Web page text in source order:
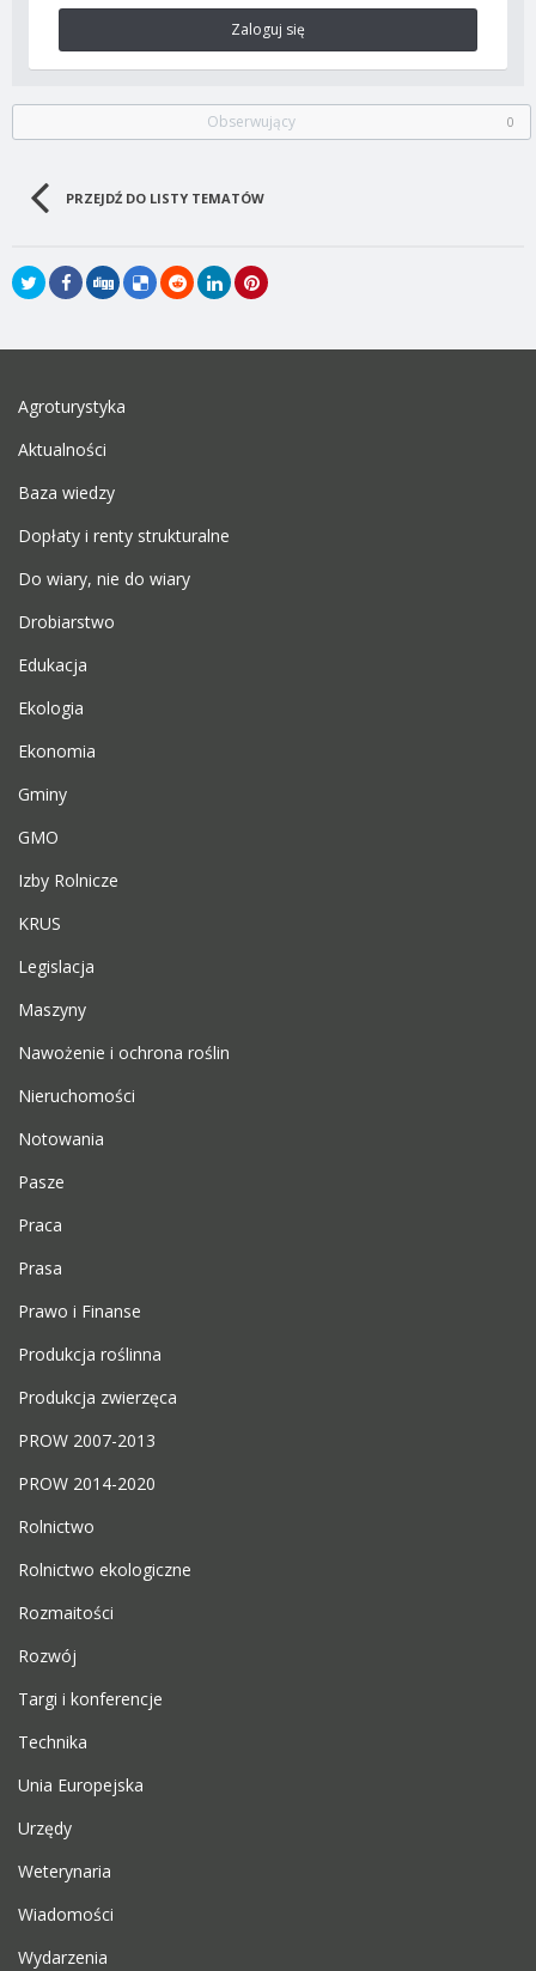
Zaloguj się
Obserwujący 0
PRZEJDŹ DO LISTY TEMATÓW
Agroturystyka
Aktualności
Baza wiedzy
Dopłaty i renty strukturalne
Do wiary, nie do wiary
Drobiarstwo
Edukacja
Ekologia
Ekonomia
Gminy
GMO
Izby Rolnicze
KRUS
Legislacja
Maszyny
Nawożenie i ochrona roślin
Nieruchomości
Notowania
Pasze
Praca
Prasa
Prawo i Finanse
Produkcja roślinna
Produkcja zwierzęca
PROW 2007-2013
PROW 2014-2020
Rolnictwo
Rolnictwo ekologiczne
Rozmaitości
Rozwój
Targi i konferencje
Technika
Unia Europejska
Urzędy
Weterynaria
Wiadomości
Wydarzenia